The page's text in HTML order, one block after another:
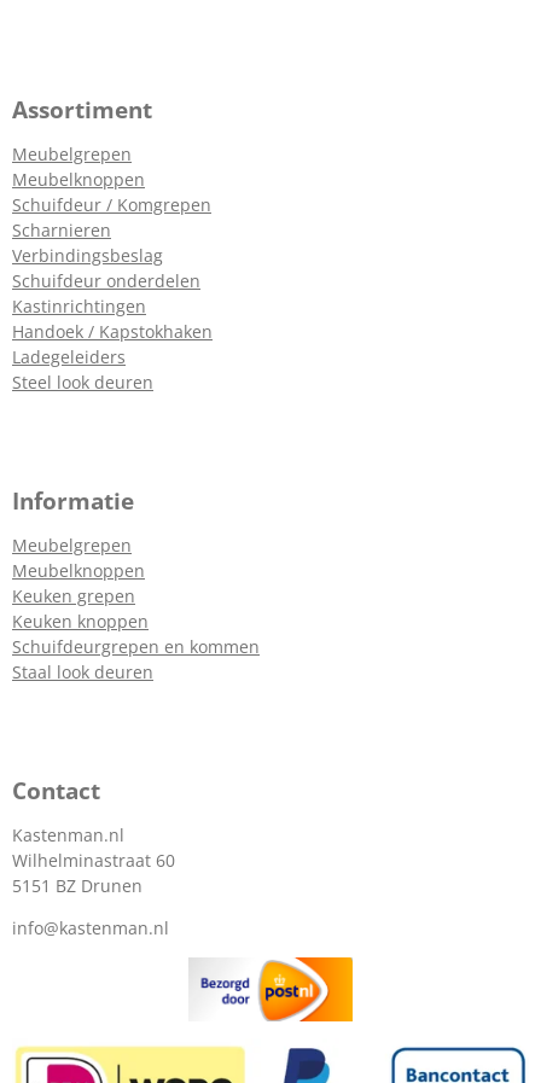
Assortiment
Meubelgrepen
Meubelknoppen
Schuifdeur / Komgrepen
Scharnieren
Verbindingsbeslag
Schuifdeur onderdelen
Kastinrichtingen
Handoek / Kapstokhaken
Ladegeleiders
Steel look deuren
Informatie
Meubelgrepen
Meubelknoppen
Keuken grepen
Keuken knoppen
Schuifdeurgrepen en kommen
Staal look deuren
Contact
Kastenman.nl
Wilhelminastraat 60
5151 BZ Drunen
info@kastenman.nl